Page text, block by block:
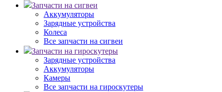
Запчасти на сигвеи
Аккумуляторы
Зарядные устройства
Колеса
Все запчасти на сигвеи
Запчасти на гироскутеры
Зарядные устройства
Аккумуляторы
Камеры
Все запчасти на гироскутеры